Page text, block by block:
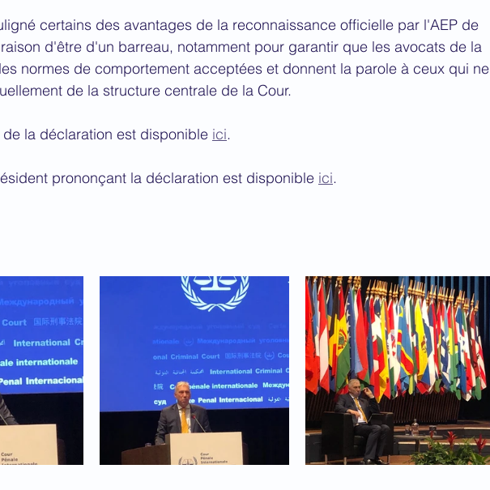
certains des avantages de la reconnaissance officielle par l'AEP de
d'être d'un barreau, notamment pour garantir que les avocats de la
normes de comportement acceptées et donnent la parole à ceux qui ne
de la structure centrale de la Cour.
la déclaration est disponible ici.
prononçant la déclaration est disponible ici.